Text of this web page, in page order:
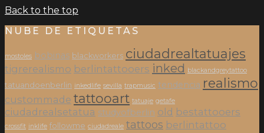
Back to the top
NUBE DE ETIQUETAS
mostoles bobinas blackworkers ciudadrealtatuajes
tigrerealismo berlintattooers inked blackandgreytattoo
tatuandoenberlin inkedlife sevilla trapmusic tendencia realismo
custommade tattooart tatuaje getafe
ciudadrealsetatua studyofberlin old bestattooers
crossfit inklife followme ciudadreale tattoos berlintattoo